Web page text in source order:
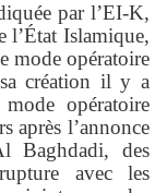
par l’EI-K,
l’État Islamique,
mode opératoire
création il y a
opératoire
après l’annonce
Baghdadi, des
avec les